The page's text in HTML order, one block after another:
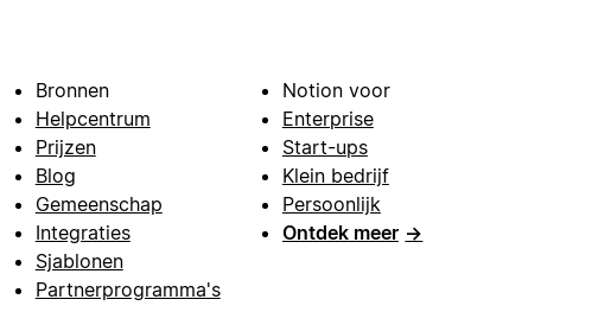
Bronnen
Helpcentrum
Prijzen
Blog
Gemeenschap
Integraties
Sjablonen
Partnerprogramma's
Notion voor
Enterprise
Start-ups
Klein bedrijf
Persoonlijk
Ontdek meer →